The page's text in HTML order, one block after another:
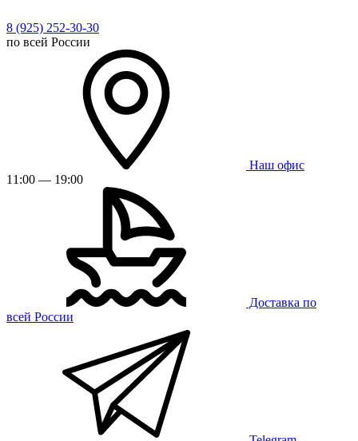
8 (925) 252-30-30
по всей России
Наш офис
11:00 — 19:00
Доставка по
всей России